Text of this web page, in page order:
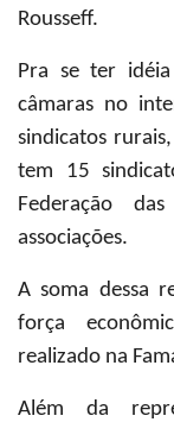
Rousseff.
Pra se ter
câmaras no
sindicatos
tem 15
Federação
associações.
A soma dessa
força
realizado na
Além da